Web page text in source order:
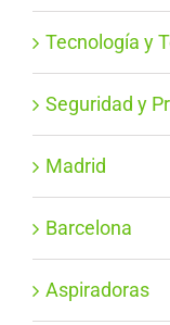
Tecnología y
Seguridad y
Madrid
Barcelona
Aspiradoras